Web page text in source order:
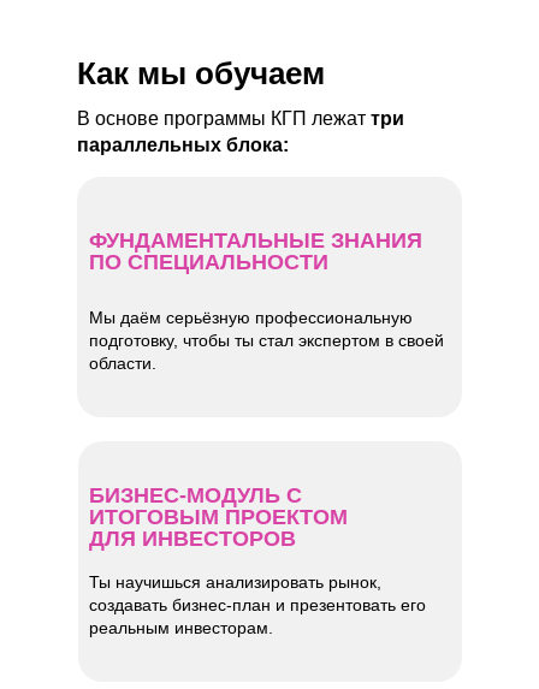
Как мы обучаем
В основе программы КГП лежат три
параллельных блока:
БИЗНЕС-МОДУЛЬ С
ИТОГОВЫМ ПРОЕКТОМ
ДЛЯ ИНВЕСТОРОВ
Ты научишься анализировать рынок,
создавать бизнес-план и презентовать его
реальным инвесторам.
ФУНДАМЕНТАЛЬНЫЕ ЗНАНИЯ
ПО СПЕЦИАЛЬНОСТИ
Мы даём серьёзную профессиональную
подготовку, чтобы ты стал экспертом в своей
области.